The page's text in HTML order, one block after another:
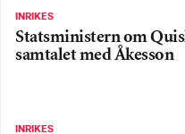
INRIKES
Statsministern om
samtalet med Åkesson
INRIKES